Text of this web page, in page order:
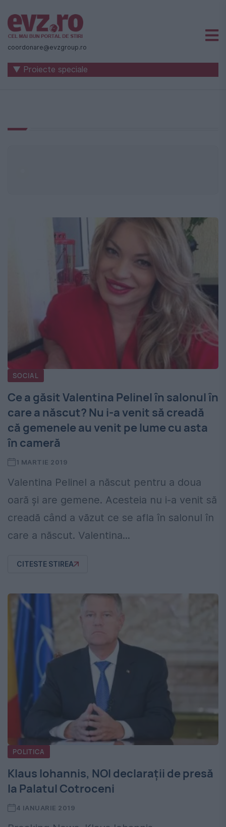
Știri
naționale
internaționale
-
coordonare@evzgroup.ro
▼ Proiecte speciale
SOCIAL
Ce a găsit Valentina Pelinel în salonul în
care a născut? Nu i-a venit să creadă
că gemenele au venit pe lume cu asta
în cameră
1 MARTIE 2019
Valentina Pelinel a născut pentru a doua
oară și are gemene. Acesteia nu i-a venit să
creadă când a văzut ce se afla în salonul în
care a născut. Valentina...
CITESTE STIREA
POLITICA
Klaus Iohannis, NOI declarații de presă
la Palatul Cotroceni
4 IANUARIE 2019